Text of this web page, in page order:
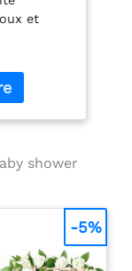
et
Coupe
col rond
shower
-5%